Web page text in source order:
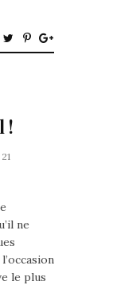
!
21
ne
le plus